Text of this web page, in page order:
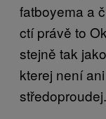
fatboyema a
ctí právě to
stejně tak
kterej není
středoproudej.